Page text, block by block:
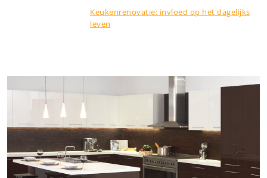
Keukenrenovatie: invloed op het dagelijks
leven